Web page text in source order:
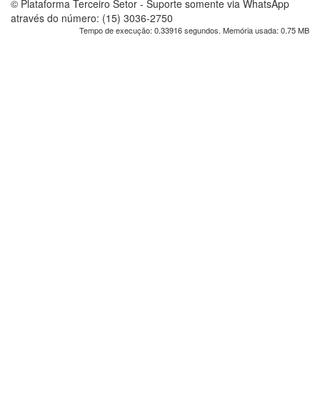
© Plataforma Terceiro Setor - Suporte somente via WhatsApp
através do número: (15) 3036-2750
Tempo de execução: 0.33916 segundos. Memória usada: 0.75 MB